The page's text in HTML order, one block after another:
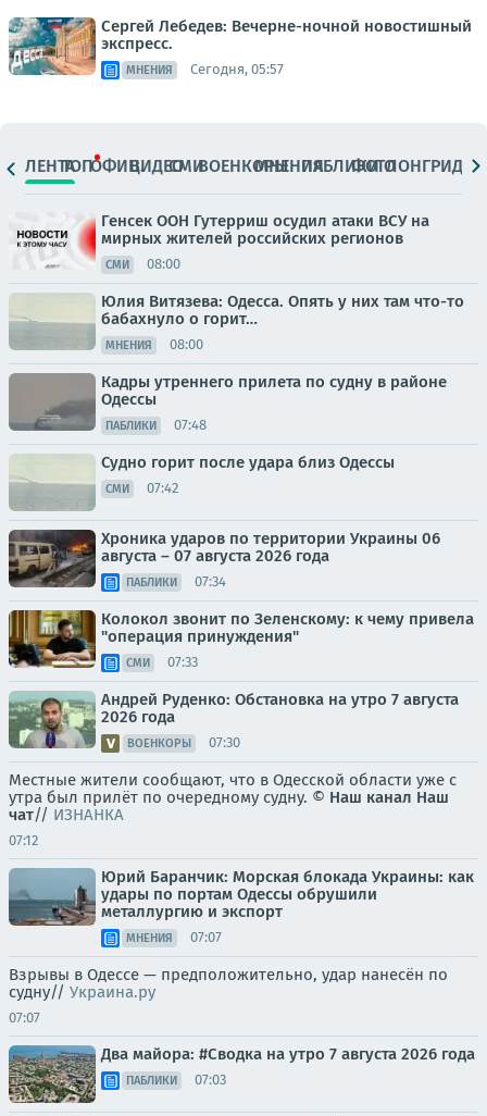
Сергей Лебедев: Вечерне-ночной новостишный
экспресс.
МНЕНИЯ Сегодня, 05:57
ЛЕНТАТОПОФИЦ.ВИДЕОСМИВОЕНКОРЫМНЕНИЯПАБЛИКИ
ФОТОЛОНГРИДЫ
Генсек ООН Гутерриш осудил атаки ВСУ на
мирных жителей российских регионов
СМИ 08:00
Юлия Витязева: Одесса. Опять у них там что-то
бабахнуло о горит…
МНЕНИЯ 08:00
Кадры утреннего прилета по судну в районе
Одессы
ПАБЛИКИ 07:48
Судно горит после удара близ Одессы
СМИ 07:42
Хроника ударов по территории Украины 06
августа – 07 августа 2026 года
ПАБЛИКИ 07:34
Колокол звонит по Зеленскому: к чему привела
"операция принуждения"
СМИ 07:33
Андрей Руденко: Обстановка на утро 7 августа
2026 года
ВОЕНКОРЫ 07:30
Местные жители сообщают, что в Одесской области уже с
утра был прилёт по очередному судну. © Наш канал Наш
чат// ИЗНАНКА
07:12
Юрий Баранчик: Морская блокада Украины: как
удары по портам Одессы обрушили
металлургию и экспорт
МНЕНИЯ 07:07
Взрывы в Одессе — предположительно, удар нанесён по
судну// Украина.ру
07:07
Два майора: #Сводка на утро 7 августа 2026 года
ПАБЛИКИ 07:03